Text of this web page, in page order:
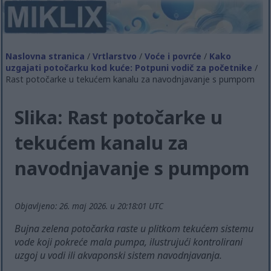
Naslovna stranica /Vrtlarstvo /Voće i povrće / Kako
uzgajati potočarku kod kuće: Potpuni vodič za početnike /
Rast potočarke u tekućem kanalu za navodnjavanje s pumpom
Slika: Rast potočarke u
tekućem kanalu za
navodnjavanje s pumpom
Objavljeno: 26. maj 2026. u 20:18:01 UTC
Bujna zelena potočarka raste u plitkom tekućem sistemu
vode koji pokreće mala pumpa, ilustrujući kontrolirani
uzgoj u vodi ili akvaponski sistem navodnjavanja.